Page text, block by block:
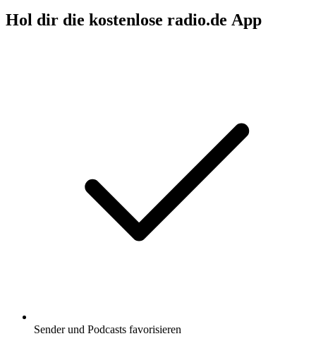
Hol dir die kostenlose radio.de App
Sender und Podcasts favorisieren